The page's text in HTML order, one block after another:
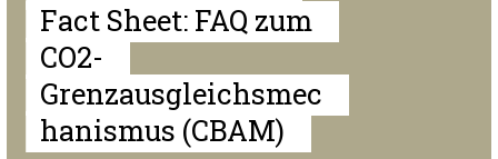
Fact Sheet: FAQ zum
CO2-
Grenzausgleichsmec
hanismus (CBAM)